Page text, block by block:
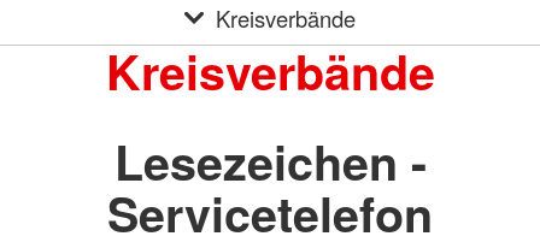
Kreisverbände
Kreisverbände
Lesezeichen -
Servicetelefon